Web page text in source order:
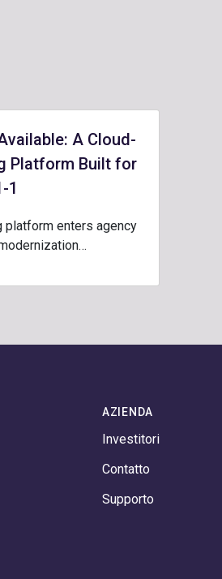
A Cloud-
Platform Built for
1
platform enters agency
AZIENDA
Investitori
Contatto
Supporto